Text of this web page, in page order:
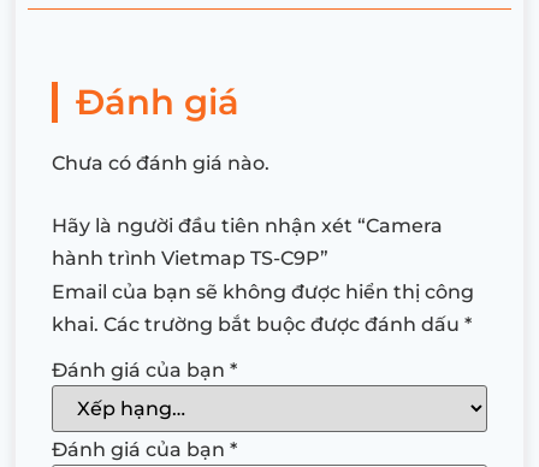
Đánh giá
Chưa có đánh giá nào.
Hãy là người đầu tiên nhận xét “Camera
hành trình Vietmap TS-C9P”
Email của bạn sẽ không được hiển thị công
khai. Các trường bắt buộc được đánh dấu *
Đánh giá của bạn *
Đánh giá của bạn *